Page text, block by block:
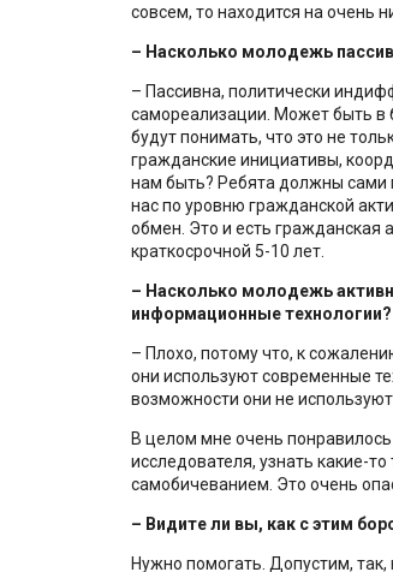
совсем, то находится на очень
– Насколько молодежь
– Пассивна, политически
самореализации. Может быть в
будут понимать, что это не
гражданские инициативы,
нам быть? Ребята должны сами
нас по уровню гражданской
обмен. Это и есть гражданская
краткосрочной 5-10 лет.
– Насколько молодежь
информационные технологии?
– Плохо, потому что, к
они используют современные
возможности они не используют.
В целом мне очень
исследователя, узнать какие-
самобичеванием. Это очень
– Видите ли вы, как с этим
Нужно помогать. Допустим,